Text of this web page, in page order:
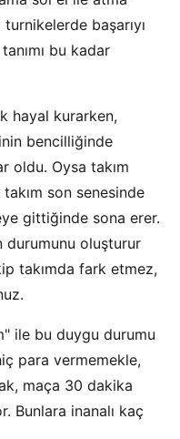
başarıyı
bu kadar
hayal kurarken,
bencilliğinde
oldu. Oysa takım
son senesinde
gittiğinde sona erer.
durumunu oluşturur
takımda fark etmez,
ile bu duygu durumu
para vermemekle,
maça 30 dakika
Bunlara inanalı kaç